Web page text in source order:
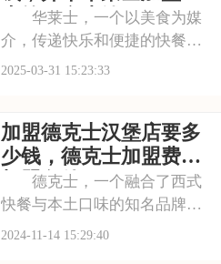
文将为你详细介绍加
大约要多少钱
华莱士，一个以美食为媒
介，传递快乐和便捷的快餐品
牌。它的每一份产品都承载着
如果你也想在快餐行业传递这
份快乐和温暖，那么加盟华莱
士将是你的选择。本
2025-03-31 15:23:33
加盟德克士汉堡店要多
少钱，德克士加盟费及
加盟条件
德克士，一个融合了西式
快餐与本土口味的知名品牌，
以其独特的美食和亲切的服
2024-11-14 15:29:40